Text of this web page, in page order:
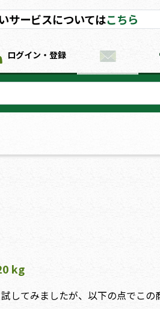
サービスについてはこちら
ログイン・登録
kg
してみましたが、以下の点でこの